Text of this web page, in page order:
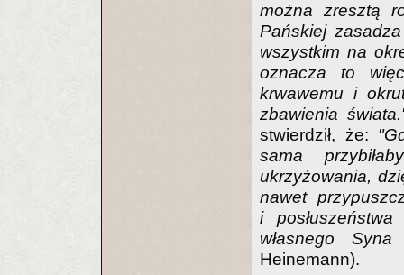
można zresztą
Pańskiej
wszystkim na
oznacza to
krwawemu i
zbawienia
stwierdził, że:
sama
ukrzyżowania,
nawet
i
własnego
Heinemann).